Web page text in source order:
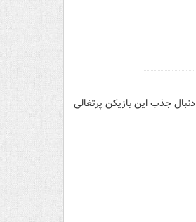
دنبال جذب این بازیکن پرتغالی